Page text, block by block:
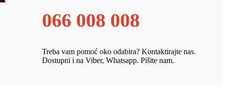
066 008 008
Treba vam pomoć oko odabira? Kontaktirajte nas.
Dostupni i na Viber, Whatsapp. Pišite nam.